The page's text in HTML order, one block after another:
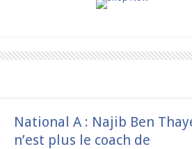
National A : Najib Ben
n’est plus le coach de